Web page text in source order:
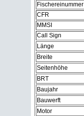
Fischereinummer
CFR
MMSI
Call Sign
Länge
Breite
Seitenhöhe
BRT
Baujahr
Bauwerft
Motor